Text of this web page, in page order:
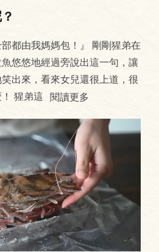
部都由我媽媽包！』 剛剛猩弟在
悠悠地經過旁說出這一句，讓
出來，看來女兒還很上道，很
猩弟這 閱讀更多